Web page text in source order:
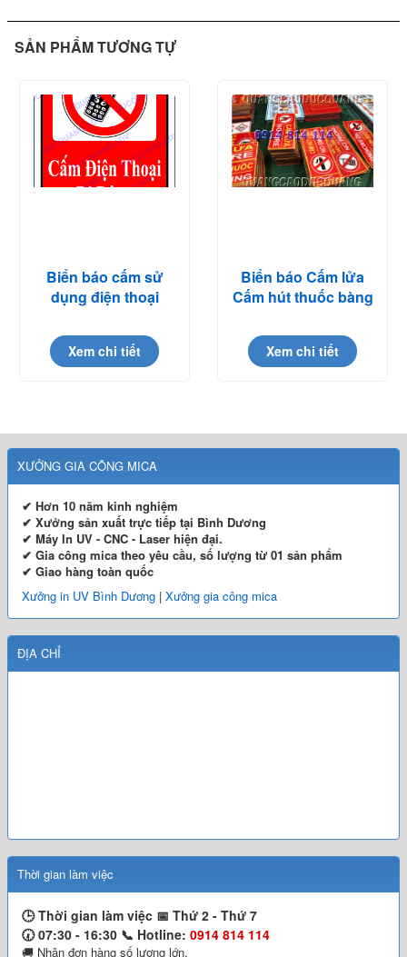
SẢN PHẨM TƯƠNG TỰ
Biển báo cấm sử
dụng điện thoại
Xem chi tiết
Biển báo Cấm lửa
Cấm hút thuốc bàng
Xem chi tiết
XƯỞNG GIA CÔNG MICA
✔ Hơn 10 năm kinh nghiệm
✔ Xưởng sản xuất trực tiếp tại Bình Dương
✔ Máy In UV - CNC - Laser hiện đại.
✔ Gia công mica theo yêu cầu, số lượng từ 01 sản phẩm
✔ Giao hàng toàn quốc
Xưởng in UV Bình Dương | Xưởng gia công mica
ĐỊA CHỈ
Thời gian làm việc
🕒 Thời gian làm việc 📅 Thứ 2 - Thứ 7
🕢 07:30 - 16:30 📞 Hotline: 0914 814 114
🚚 Nhận đơn hàng số lượng lớn.